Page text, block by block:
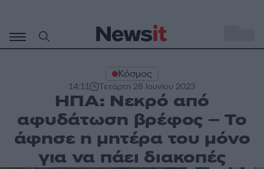
περιεχόμενο
Κόσμος
14:11 Τετάρτη 28 Ιουνίου 2023
ΗΠΑ: Νεκρό από
αφυδάτωση βρέφος – Το
άφησε η μητέρα του μόνο
για να πάει διακοπές